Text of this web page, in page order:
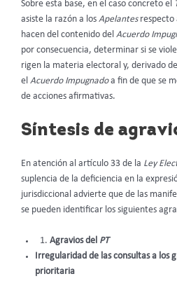
Sobre esta base, en el caso concreto el
asiste la razón a los Apelantesrespecto
hacen del contenido del Acuerdo
por consecuencia, determinar si se
rigen la materia electoral y, derivado
el Acuerdo Impugnadoa fin de que se
de acciones afirmativas.
Síntesis de
En atención al artículo 33 de la Ley
suplencia de la deficiencia en la
jurisdiccional advierte que de las
se pueden identificar los siguientes
Agravios del PT
Irregularidad de las consultas a los
prioritaria